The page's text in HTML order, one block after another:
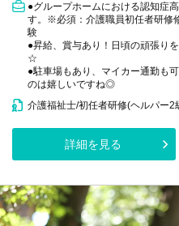
●グループホームにおける認知症
す。※必須：介護職員初任者研修
験
●昇給、賞与あり！日頃の頑張り
☆
●駐車場もあり、マイカー通勤も
のは嬉しいですね◎
介護福祉士/初任者研修(ヘルパー
詳細を見る